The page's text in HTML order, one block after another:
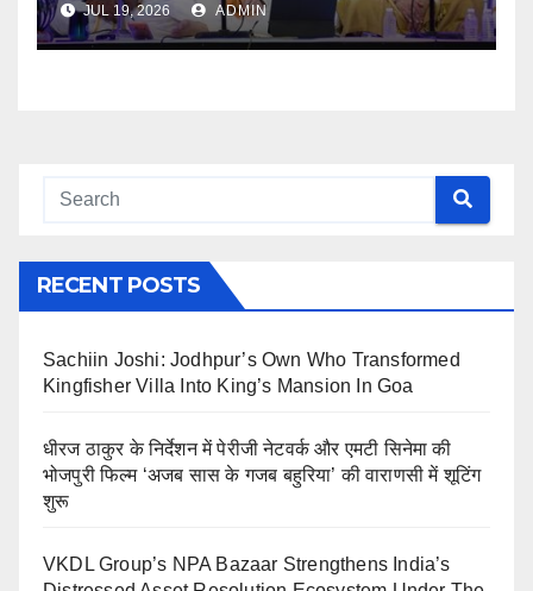
JUL 19, 2026 ADMIN
RECENT POSTS
Sachiin Joshi: Jodhpur’s Own Who Transformed
Kingfisher Villa Into King’s Mansion In Goa
धीरज ठाकुर के निर्देशन में पेरीजी नेटवर्क और एमटी सिनेमा की
भोजपुरी फिल्म ‘अजब सास के गजब बहुरिया’ की वाराणसी में शूटिंग
शुरू
VKDL Group’s NPA Bazaar Strengthens India’s